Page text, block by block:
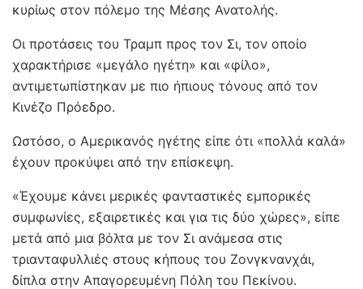
κυρίως στον πόλεμο της Μέσης Ανατολής.
Οι προτάσεις του Τραμπ προς τον Σι, τον οποίο
χαρακτήρισε «μεγάλο ηγέτη» και «φίλο»,
αντιμετωπίστηκαν με πιο ήπιους τόνους από τον
Κινέζο Πρόεδρο.
Ωστόσο, ο Αμερικανός ηγέτης είπε ότι «πολλά καλά»
έχουν προκύψει από την επίσκεψη.
«Έχουμε κάνει μερικές φανταστικές εμπορικές
συμφωνίες, εξαιρετικές και για τις δύο χώρες», είπε
μετά από μια βόλτα με τον Σι ανάμεσα στις
τριανταφυλλιές στους κήπους του Ζονγκνανχάι,
δίπλα στην Απαγορευμένη Πόλη του Πεκίνου.